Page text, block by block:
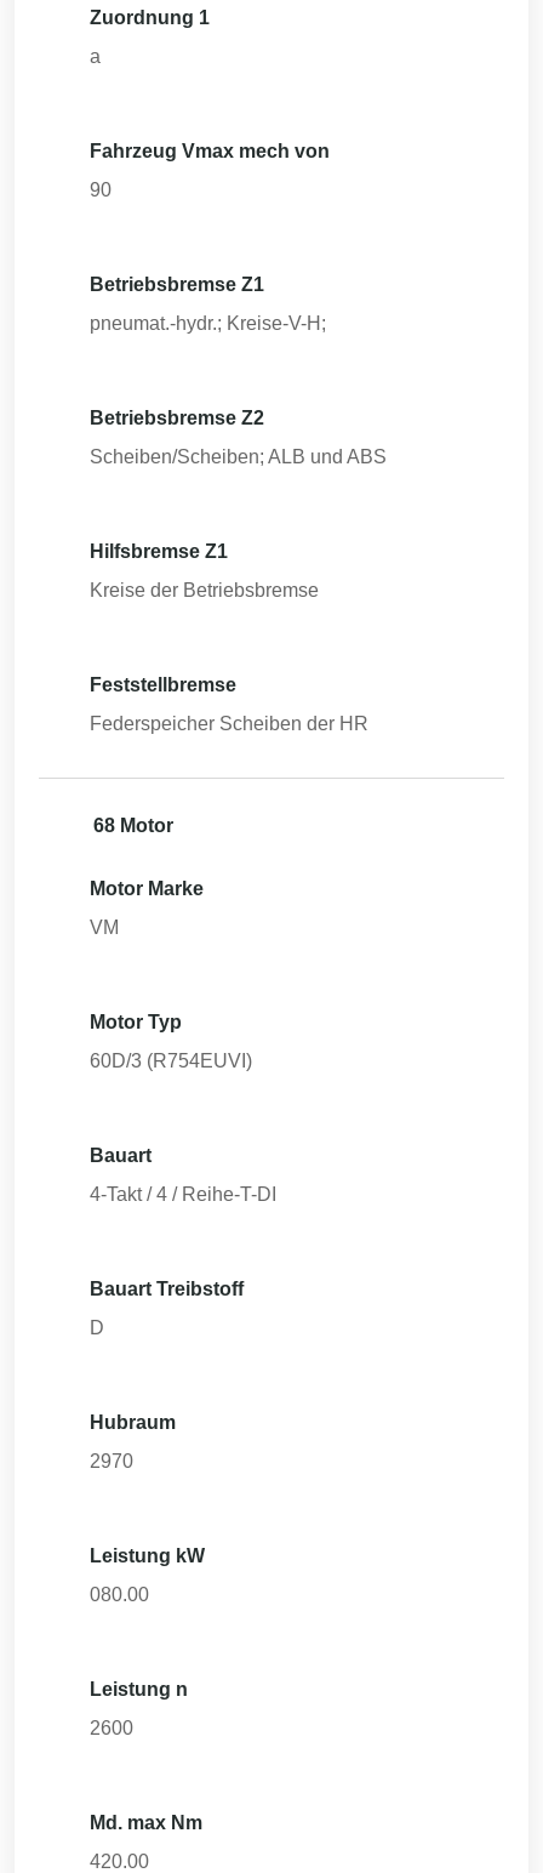
Zuordnung 1
a
Fahrzeug Vmax mech von
90
Betriebsbremse Z1
pneumat.-hydr.; Kreise-V-H;
Betriebsbremse Z2
Scheiben/Scheiben; ALB und ABS
Hilfsbremse Z1
Kreise der Betriebsbremse
Feststellbremse
Federspeicher Scheiben der HR
68 Motor
Motor Marke
VM
Motor Typ
60D/3 (R754EUVI)
Bauart
4-Takt / 4 / Reihe-T-DI
Bauart Treibstoff
D
Hubraum
2970
Leistung kW
080.00
Leistung n
2600
Md. max Nm
420.00